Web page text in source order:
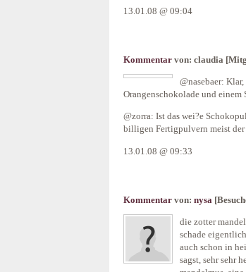
13.01.08 @ 09:04
Kommentar von: claudia
@nasebaer:
Orangenschokolade und einem
@zorra: Ist das wei?e
billigen Fertigpulvern meist
13.01.08 @ 09:33
Kommentar von: nysa
die zotter
schade
auch schon in
sagst, sehr sehr